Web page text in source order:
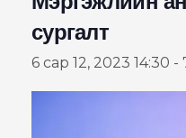
сургалт
6 сар 12, 2023 14:30 -